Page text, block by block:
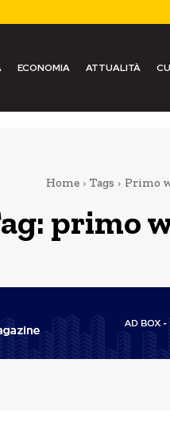
ECONOMIA ATTUALITÀ
Home Tags Primo
primo